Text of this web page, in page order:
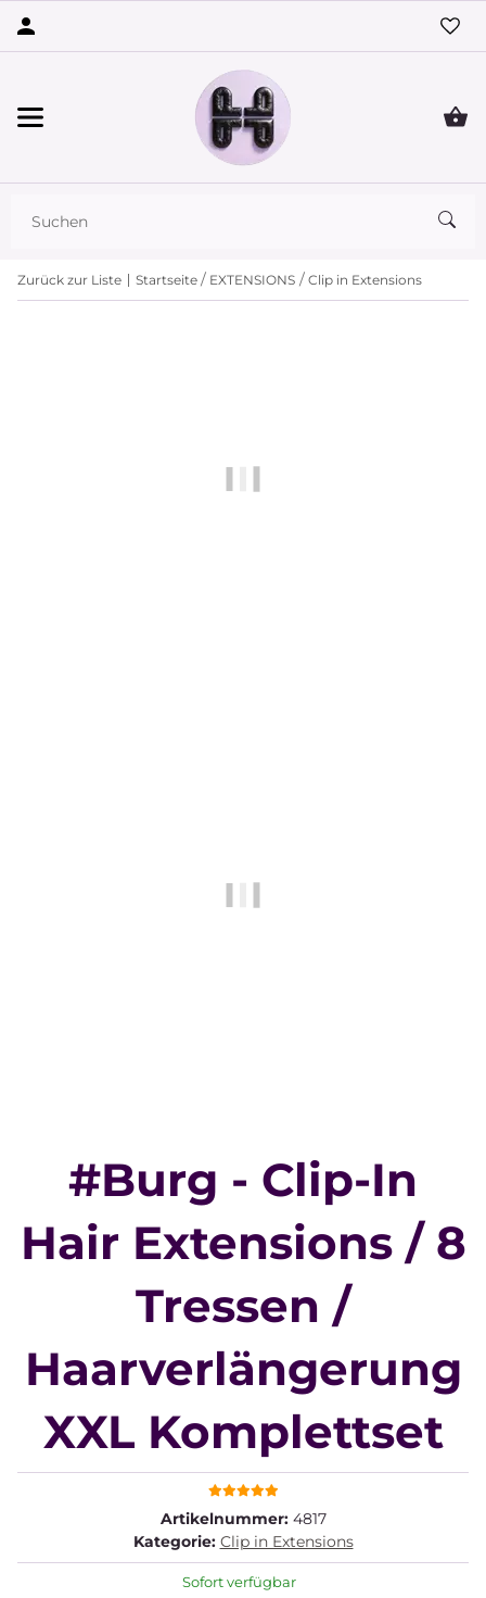
Zurück zur Liste Startseite EXTENSIONS Clip in Extensions
#Burg - Clip-In
Hair Extensions / 8
Tressen /
Haarverlängerung
XXL Komplettset
Artikelnummer: 4817
Kategorie: Clip in Extensions
Sofort verfügbar